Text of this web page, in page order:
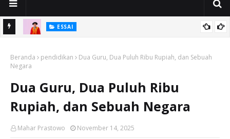
ESSAI
Tidak Berhenti di Panggung Wisuda
Beranda pendidikan
Dua Guru, Dua Puluh Ribu Rupiah, dan Sebuah
Negara
Dua Guru, Dua Puluh Ribu
Rupiah, dan Sebuah Negara
Mahar Prastowo November 14, 2025